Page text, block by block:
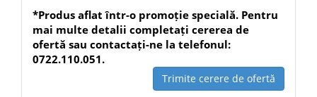
*Produs aflat într-o promoție specială. Pentru
mai multe detalii completați cererea de
ofertă sau contactați-ne la telefonul:
0722.110.051.
Trimite cerere de ofertă